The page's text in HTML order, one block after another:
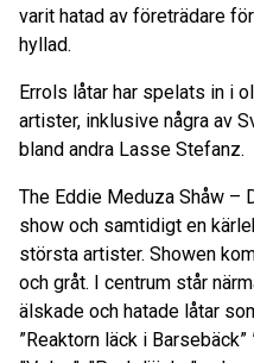
varit hatad av företrädare
hyllad.
Errols låtar har spelats in i
artister, inklusive några av
bland andra Lasse Stefanz.
The Eddie Meduza Shåw –
show och samtidigt en
största artister. Showen
och gråt. I centrum står
älskade och hatade låtar
”Reaktorn läck i Barsebäck”